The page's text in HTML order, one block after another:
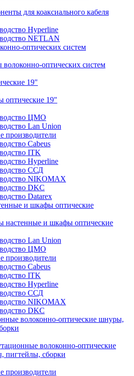
для коаксиального кабеля
Hyperline
NETLAN
оптических систем
оптических систем
19"
оптические 19"
ЦМО
Lan Union
производители
Cabeus
ITK
Hyperline
ССД
NIKOMAX
DKC
Datarex
и шкафы оптические
настенные и шкафы оптические
Lan Union
ЦМО
производители
Cabeus
ITK
Hyperline
ССД
NIKOMAX
DKC
волоконно-оптические шнуры,
волоконно-оптические
пигтейлы, сборки
производители